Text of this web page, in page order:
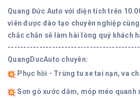
Quang Đức Auto với diện tích trên
viên được đào tạo chuyên nghiệp
chắc chắn sẽ làm hài lòng quý khách
QuangDucAuto chuyên:
Phục hồi - Trùng tu xe tai nạn, va
Sơn gò xước dăm, móp méo quanh